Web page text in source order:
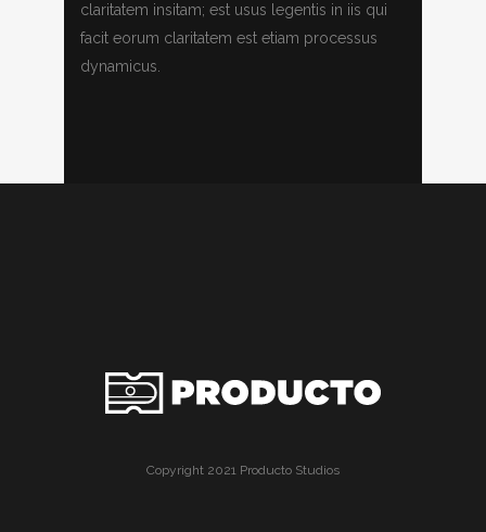
claritatem insitam; est usus legentis in iis qui
facit eorum claritatem est etiam processus
dynamicus.
Copyright 2021 Producto Studios